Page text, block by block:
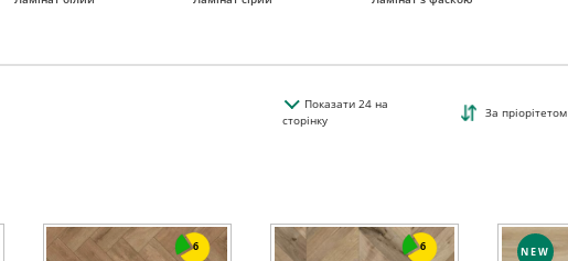
Показати24на
сторінку
За пріорітетом
6 6 NEW